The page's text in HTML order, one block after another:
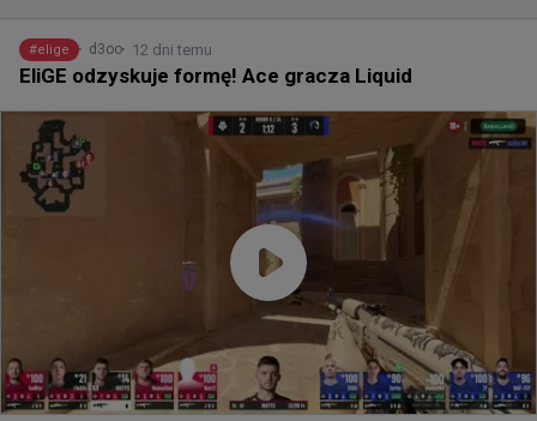
#elige d3oo 12 dni temu
EliGE odzyskuje formę! Ace gracza Liquid